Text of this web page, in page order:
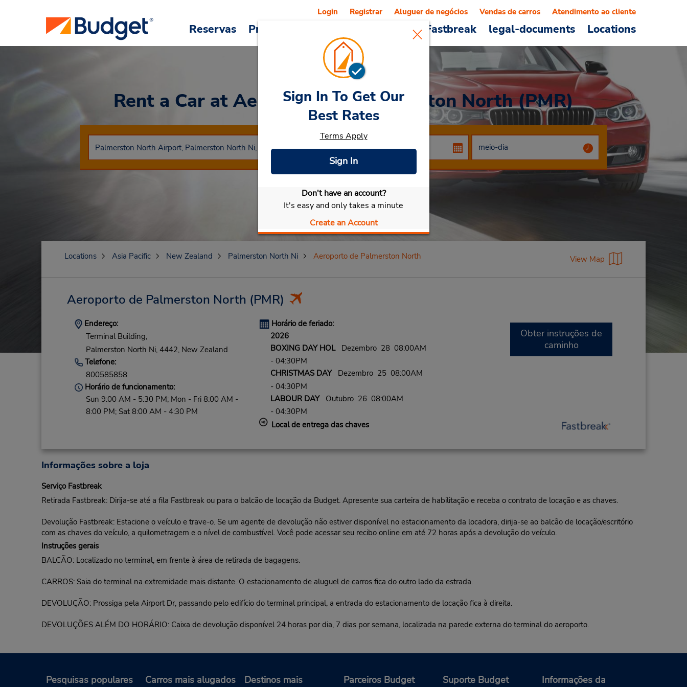
Reservas Promoções Veículos e serviços Fastbreak legal-documents Locations
Login Registrar Aluguer de negócios Vendas de carros Atendimento ao cliente
Rent a Car at Aeroporto de Palmerston North (PMR)
Selecionar meu carro
Sign In To Get Our
Best Rates
Terms Apply
Sign In
Don't have an account?
It's easy and only takes a minute
Create an Account
Locations Asia Pacific New Zealand Palmerston North Ni Aeroporto de Palmerston North View Map
Aeroporto de Palmerston North (PMR)
Endereço:
Terminal Building,
Palmerston North Ni, 4442, New Zealand
Telefone:
800585858
Horário de funcionamento:
Sun 9:00 AM - 5:30 PM; Mon - Fri 8:00 AM -
8:00 PM; Sat 8:00 AM - 4:30 PM
Horário de feriado:
2026
BOXING DAY HOLDezembro 28 08:00AM
- 04:30PM
CHRISTMAS DAYDezembro 25 08:00AM
- 04:30PM
LABOUR DAYOutubro 26 08:00AM
- 04:30PM
Local de entrega das chaves
Obter instruções de
caminho
Informações sobre a loja
Serviço Fastbreak
Retirada Fastbreak: Dirija-se até a fila Fastbreak ou para o balcão de locação da Budget. Apresente sua carteira de habilitação e receba o contrato de locação e as chaves.
Devolução Fastbreak: Estacione o veículo e trave-o. Se um agente de devolução não estiver disponível no estacionamento da locadora, dirija-se ao balcão de locação/escritório
com as chaves do veículo, a quilometragem e o nível de combustível. Você pode acessar seu recibo online em até 72 horas após a devolução do veículo.
Instruções gerais
BALCÃO: Localizado no terminal, em frente à área de retirada de bagagens.
CARROS: Saia do terminal na extremidade mais distante. O estacionamento de aluguel de carros fica do outro lado da estrada.
DEVOLUÇÃO: Prossiga pela Airport Dr, passando pelo edifício do terminal principal, a entrada do estacionamento de locação fica à direita.
DEVOLUÇÕES ALÉM DO HORÁRIO: Caixa de devolução disponível 24 horas por dia, 7 dias por semana, localizada na parede externa do terminal do aeroporto.
Pesquisas populares Carros mais alugados
Destinos mais
Parceiros Budget Suporte Budget
Informações da